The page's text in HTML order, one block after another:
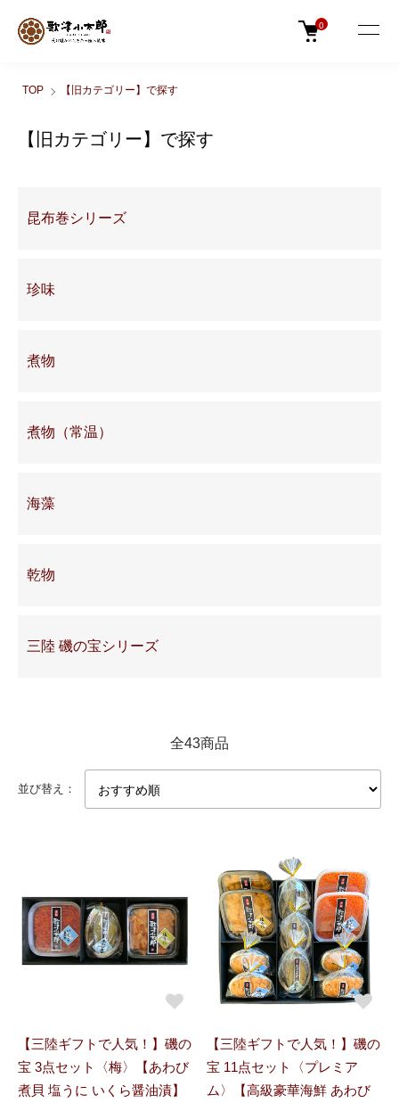
0
TOP 【旧カテゴリー】で探す
【旧カテゴリー】で探す
昆布巻シリーズ
珍味
煮物
煮物（常温）
海藻
乾物
三陸 磯の宝シリーズ
全43商品
並び替え：
【三陸ギフトで人気！】磯の
宝 3点セット〈梅〉【あわび
煮貝 塩うに いくら醤油漬】
【三陸ギフトで人気！】磯の
宝 11点セット〈プレミア
ム〉【高級豪華海鮮 あわび